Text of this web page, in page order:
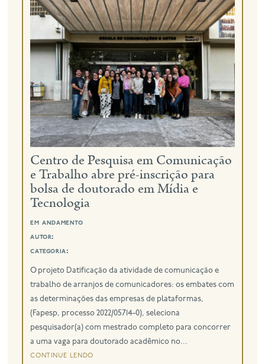
Centro de Pesquisa em Comunicação
e Trabalho abre pré-inscrição para
bolsa de doutorado em Mídia e
Tecnologia
em andamento
autor:
categoria:
O projeto Datificação da atividade de comunicação e
trabalho de arranjos de comunicadores: os embates com
as determinações das empresas de plataformas,
(Fapesp, processo 2022/05714-0), seleciona
pesquisador(a) com mestrado completo para concorrer
a uma vaga para doutorado acadêmico no...
continue lendo